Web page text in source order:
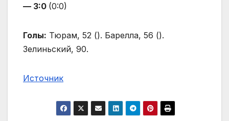
— 3:0 (0:0)
Голы: Тюрам, 52 (). Барелла, 56 ().
Зелиньский, 90.
Источник